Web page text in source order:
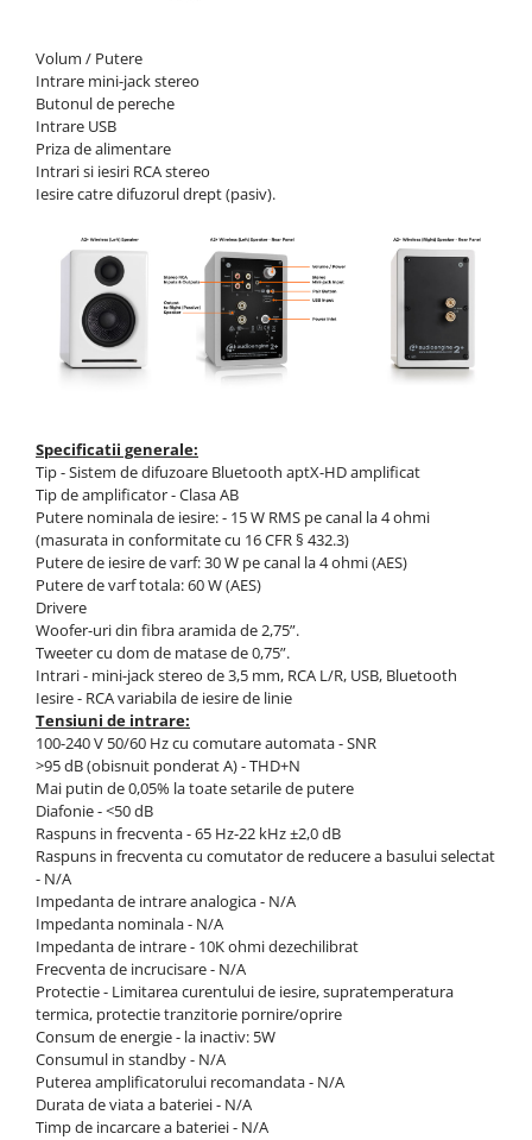
Volum / Putere
Intrare mini-jack stereo
Butonul de pereche
Intrare USB
Priza de alimentare
Intrari si iesiri RCA stereo
Iesire catre difuzorul drept (pasiv).
Specificatii generale:
Tip - Sistem de difuzoare Bluetooth aptX-HD amplificat
Tip de amplificator - Clasa AB
Putere nominala de iesire: - 15 W RMS pe canal la 4 ohmi
(masurata in conformitate cu 16 CFR § 432.3)
Putere de iesire de varf: 30 W pe canal la 4 ohmi (AES)
Putere de varf totala: 60 W (AES)
Drivere
Woofer-uri din fibra aramida de 2,75”.
Tweeter cu dom de matase de 0,75”.
Intrari - mini-jack stereo de 3,5 mm, RCA L/R, USB, Bluetooth
Iesire - RCA variabila de iesire de linie
Tensiuni de intrare:
100-240 V 50/60 Hz cu comutare automata - SNR
>95 dB (obisnuit ponderat A) - THD+N
Mai putin de 0,05% la toate setarile de putere
Diafonie - <50 dB
Raspuns in frecventa - 65 Hz-22 kHz ±2,0 dB
Raspuns in frecventa cu comutator de reducere a basului selectat
- N/A
Impedanta de intrare analogica - N/A
Impedanta nominala - N/A
Impedanta de intrare - 10K ohmi dezechilibrat
Frecventa de incrucisare - N/A
Protectie - Limitarea curentului de iesire, supratemperatura
termica, protectie tranzitorie pornire/oprire
Consum de energie - la inactiv: 5W
Consumul in standby - N/A
Puterea amplificatorului recomandata - N/A
Durata de viata a bateriei - N/A
Timp de incarcare a bateriei - N/A